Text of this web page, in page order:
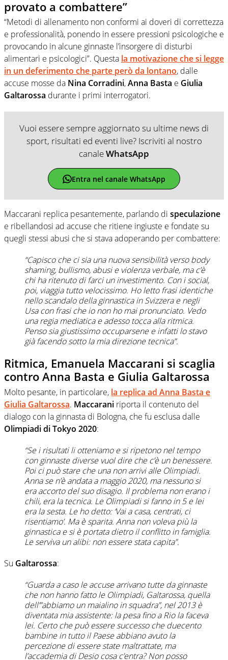
provato a combattere”
“Metodi di allenamento non conformi ai doveri di correttezza
e professionalità, ponendo in essere pressioni psicologiche e
provocando in alcune ginnaste l’insorgere di disturbi
alimentari e psicologici”. Questa la motivazione che si legge
in un deferimento che parte però da lontano, dalle
accuse mosse da Nina Corradini,Anna Basta e Giulia
Galtarossa durante i primi interrogatori.
Vuoi essere sempre aggiornato su ultime news di
sport, risultati ed eventi live? Iscriviti al nostro
canaleWhatsApp
Entra nel canale WhatsApp
Maccarani replica pesantemente, parlando di speculazione
e ribellandosi ad accuse che ritiene ingiuste e fondate su
quegli stessi abusi che si stava adoperando per combattere:
“Capisco che ci sia una nuova sensibilità verso body
shaming, bullismo, abusi e violenza verbale, ma c’è
chi ha ritenuto di farci un investimento. Con i social,
poi, viaggia tutto velocissimo. Ho letto frasi identiche
nello scandalo della ginnastica in Svizzera e negli
Usa con frasi che io non ho mai pronunciato. Vedo
una regia mediatica e adesso tocca alla ritmica.
Penso sia giustissimo occuparsene e infatti lo stavo
già facendo sotto la mia direzione tecnica”.
Ritmica, Emanuela Maccarani si scaglia
contro Anna Basta e Giulia Galtarossa
Molto pesante, in particolare, la replica ad Anna Basta e
Giulia Galtarossa. Maccarani riporta il contenuto del
dialogo con la ginnasta di Bologna, che fu esclusa dalle
Olimpiadi di Tokyo 2020:
“Se i risultati li otteniamo e si ripetono nel tempo
con ginnaste diverse vuol dire che c’è un benessere.
Poi ci può stare che una non arrivi alle Olimpiadi.
Anna se n’è andata a maggio 2020, ma nessuno si
era accorto del suo disagio. Il problema non erano i
chili, era la tecnica. Le Olimpiadi si fanno in 5 e lei
era la sesta. Le ho detto: ‘Vai a casa, centrati, ci
risentiamo’. Ma è sparita. Anna non voleva più la
ginnastica e si è portata dietro il conflitto in famiglia.
Le serviva un alibi: non essere stata capita”.
Su Galtarossa:
“Guarda a caso le accuse arrivano tutte da ginnaste
che non hanno fatto le Olimpiadi, Galtarossa, quella
dell’”abbiamo un maialino in squadra”, nel 2013 è
diventata mia assistente: la pesa fino a Rio la faceva
lei. Certo che può essere successo che duecento
bambine in tutto il Paese abbiano avuto la
percezione di essere state maltrattate, ma
l’accademia di Desio cosa c’entra? Non posso